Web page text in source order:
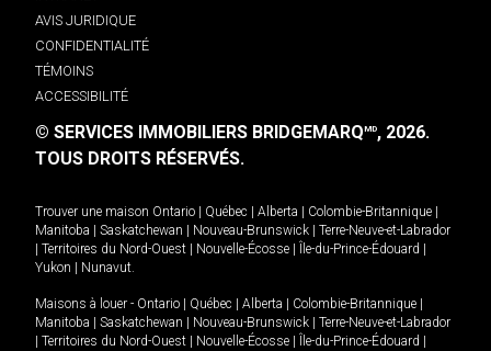
AVIS JURIDIQUE
CONFIDENTIALITÉ
TÉMOINS
ACCESSIBILITÉ
© SERVICES IMMOBILIERS BRIDGEMARQMD, 2026.
TOUS DROITS RÉSERVÉS.
Trouver une maison Ontario Québec Alberta Colombie-Britannique
Manitoba
Saskatchewan Nouveau-Brunswick
Terre-Neuve-et-Labrador
Territoires du Nord-Ouest Nouvelle-Écosse Île-du-Prince-Édouard
Yukon
Nunavut.
Maisons à louer - Ontario Québec Alberta Colombie-Britannique
Manitoba
Saskatchewan Nouveau-Brunswick
Terre-Neuve-et-Labrador
Territoires du Nord-Ouest Nouvelle-Écosse Île-du-Prince-Édouard